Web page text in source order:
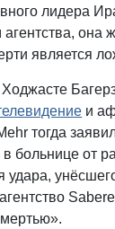
лидера
она
является
и
тогда
больнице от
удара,